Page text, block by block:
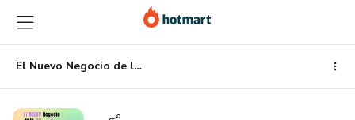
contenido
principal
la
página
de
pie
página
El Nuevo Negocio de la Papeleria Creativa.